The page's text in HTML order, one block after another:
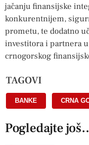
jačanju finansijske
konkurentnijem,
prometu, te dodatno
investitora i partnera
crnogorskog
TAGOVI
BANKE CRNA
Pogledajte